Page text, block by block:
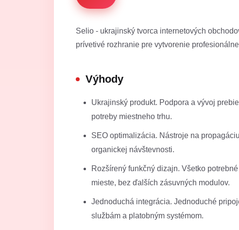
Selio - ukrajinský tvorca internetových
prívetivé rozhranie pre vytvorenie
Výhody
Ukrajinský produkt. Podpora a vývoj
potreby miestneho trhu.
SEO optimalizácia. Nástroje na
organickej návštevnosti.
Rozšírený funkčný dizajn. Všetko
mieste, bez ďalších zásuvných modulov.
Jednoduchá integrácia. Jednoduché
službám a platobným systémom.